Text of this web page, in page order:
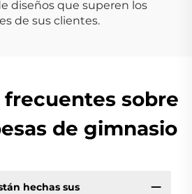
diseños que superen los
de sus clientes.
sobre
de gimnasio
hechas sus